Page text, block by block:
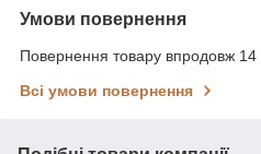
Умови повернення
Повернення товару впродовж 14
Всі умови повернення